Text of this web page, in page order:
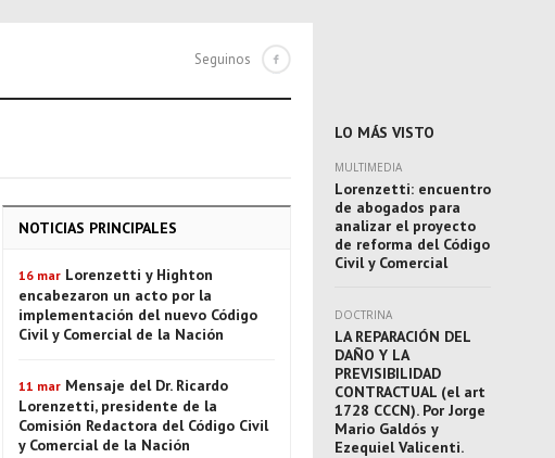
Seguinos
NOTICIAS PRINCIPALES
16 mar Lorenzetti y Highton
encabezaron un acto por la
implementación del nuevo Código
Civil y Comercial de la Nación
11 mar Mensaje del Dr. Ricardo
Lorenzetti, presidente de la
Comisión Redactora del Código Civil
y Comercial de la Nación
LO MÁS VISTO
MULTIMEDIA
Lorenzetti: encuentro
de abogados para
analizar el proyecto
de reforma del Código
Civil y Comercial
DOCTRINA
LA REPARACIÓN DEL
DAÑO Y LA
PREVISIBILIDAD
CONTRACTUAL (el art
1728 CCCN). Por Jorge
Mario Galdós y
Ezequiel Valicenti.